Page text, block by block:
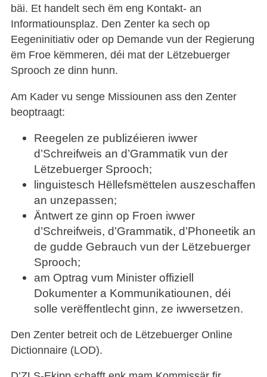
bäi. Et handelt sech ëm eng Kontakt- an
Informatiounsplaz. Den Zenter ka sech op
Eegeninitiativ oder op Demande vun der Regierung
ëm Froe këmmeren, déi mat der Lëtzebuerger
Sprooch ze dinn hunn.
Am Kader vu senge Missiounen ass den Zenter
beoptraagt:
Reegelen ze publizéieren iwwer
d’Schreifweis an d’Grammatik vun der
Lëtzebuerger Sprooch;
linguistesch Hëllefsmëttelen auszeschaffen
an unzepassen;
Äntwert ze ginn op Froen iwwer
d’Schreifweis, d’Grammatik, d’Phoneetik an
de gudde Gebrauch vun der Lëtzebuerger
Sprooch;
am Optrag vum Minister offiziell
Dokumenter a Kommunikatiounen, déi
solle verëffentlecht ginn, ze iwwersetzen.
Den Zenter betreit och de Lëtzebuerger Online
Dictionnaire (LOD).